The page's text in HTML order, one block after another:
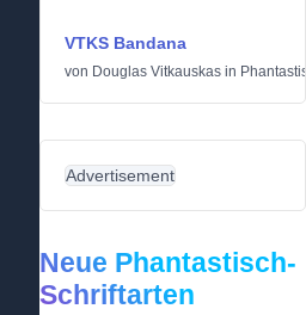
VTKS Bandana
von Douglas Vitkauskas in
Advertisement
Neue Phantastisch-
Schriftarten